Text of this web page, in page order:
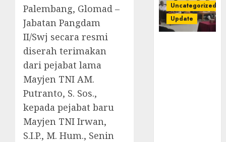
Palembang, Glomad –
Jabatan Pangdam
II/Swj secara resmi
diserah terimakan
dari pejabat lama
Mayjen TNI AM.
Putranto, S. Sos.,
kepada pejabat baru
Mayjen TNI Irwan,
S.I.P., M. Hum., Senin
Uncategorized
Update